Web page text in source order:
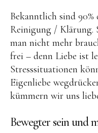
Bekanntlich sind
Reinigung / Klärung.
man nicht mehr
frei – denn Liebe ist
Stresssituationen
Eigenliebe
kümmern wir uns
Bewegter sein und